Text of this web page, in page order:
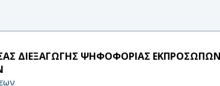
ΔΙΕΞΑΓΩΓΗΣ ΨΗΦΟΦΟΡΙΑΣ ΕΚΠΡΟΣΩΠΩΝ